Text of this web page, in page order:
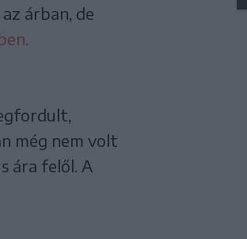
árban, de
még nem volt
ára felől. A